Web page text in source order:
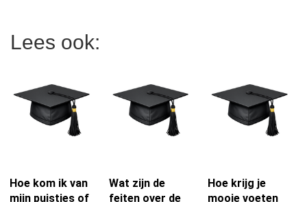
Lees ook:
Hoe kom ik van
mijn puistjes of
Wat zijn de
feiten over de
Hoe krijg je
mooie voeten